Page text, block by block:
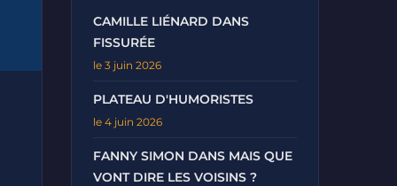
CAMILLE LIÉNARD DANS
FISSURÉE
le 3 juin 2026
PLATEAU D'HUMORISTES
le 4 juin 2026
FANNY SIMON DANS MAIS QUE
VONT DIRE LES VOISINS ?